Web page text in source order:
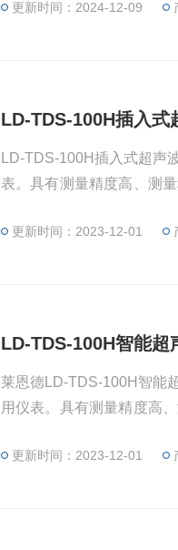
导出到计算机上。
更新时间：2024-12-09
LD-TDS-100H插入式
LD-TDS-100H插入式超声
表。具有测量精度高、测
出到计算机上。
更新时间：2023-12-01
LD-TDS-100H智能超
莱恩德LD-TDS-100H智能
用仪表。具有测量精度高
据导出到计算机上。
更新时间：2023-12-01